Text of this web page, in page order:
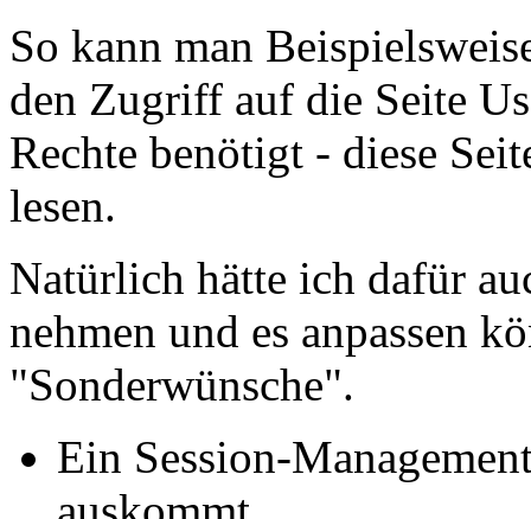
So kann man
den Zugriff auf die Seite
Rechte benötigt - diese
lesen.
Natürlich hätte ich dafür
nehmen und es anpassen
"Sonderwünsche".
Ein Session-